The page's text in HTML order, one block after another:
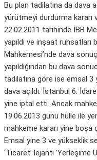
Bu plan tadilatına da dava
yürütmeyi durdurma kararı
22.02.2011 tarihinde İBB
yapıldı ve inşaat
Mahkemesi’nde dava
yapıldığından bu dava
tadilatına göre ise emsal 3
dava açıldı. İstanbul 6.
yine iptal etti. Ancak
19.06.2013 günü hülle ile
mahkeme kararı yine boşa
Emsal yine 3 ve yükseklik
‘Ticaret’ lejantı ‘Yerleşime